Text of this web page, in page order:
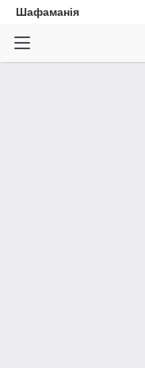
Шафаманія